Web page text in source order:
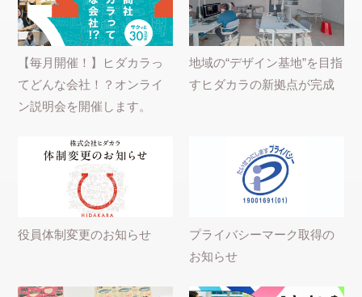
【毎月開催！】ヒダカラっ
てどんな会社！？オンライ
ン説明会を開催します。
地域の“デザイン基地”を目指
すヒダカラの新拠点が完成
役員体制変更のお知らせ
プライバシーマーク取得の
お知らせ